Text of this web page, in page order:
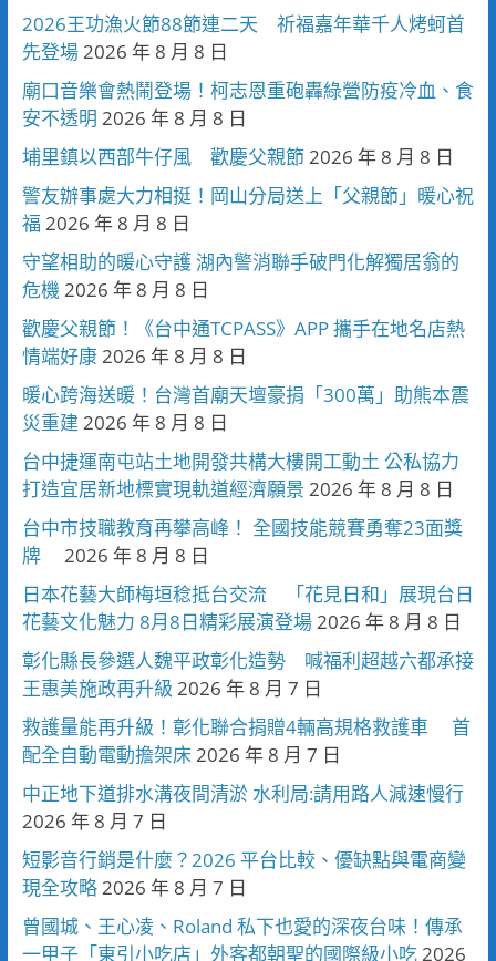
2026王功漁火節88節連二天 祈福嘉年華千人烤蚵首
先登場2026 年 8 月 8 日
廟口音樂會熱鬧登場！柯志恩重砲轟綠營防疫冷血、食
安不透明 2026 年 8 月 8 日
埔里鎮以西部牛仔風 歡慶父親節2026 年 8 月 8 日
警友辦事處大力相挺！岡山分局送上「父親節」暖心祝
福 2026 年 8 月 8 日
守望相助的暖心守護 湖內警消聯手破門化解獨居翁的
危機2026 年 8 月 8 日
歡慶父親節！《台中通TCPASS》APP 攜手在地名店熱
情端好康2026 年 8 月 8 日
暖心跨海送暖！台灣首廟天壇豪捐「300萬」助熊本震
災重建 2026 年 8 月 8 日
台中捷運南屯站土地開發共構大樓開工動土 公私協力
打造宜居新地標實現軌道經濟願景 2026 年 8 月 8 日
台中市技職教育再攀高峰！ 全國技能競賽勇奪23面獎
牌
2026 年 8 月 8 日
日本花藝大師梅垣稔抵台交流 「花見日和」展現台日
花藝文化魅力 8月8日精彩展演登場2026 年 8 月 8 日
彰化縣長參選人魏平政彰化造勢 喊福利超越六都承接
王惠美施政再升級 2026 年 8 月 7 日
救護量能再升級！彰化聯合捐贈4輛高規格救護車 首
配全自動電動擔架床2026 年 8 月 7 日
中正地下道排水溝夜間清淤 水利局:請用路人減速慢行
2026 年 8 月 7 日
短影音行銷是什麼？2026 平台比較、優缺點與電商變
現全攻略2026 年 8 月 7 日
曾國城、王心凌、Roland 私下也愛的深夜台味！傳承
一甲子「東引小吃店」外客都朝聖的國際級小吃2026